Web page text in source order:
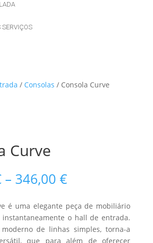
SERVIÇOS
/ Consolas / Consola Curve
Curve
– 346,00 €Price
range:
259,00 €
through
346,00 €
é uma elegante peça de mobiliário
o hall de entrada.
de linhas simples, torna-a
que para além de oferecer